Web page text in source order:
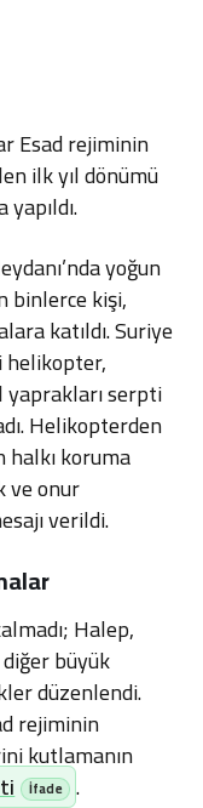
Esad rejiminin
ilk yıl dönümü
yoğun
binlerce kişi,
katıldı. Suriye
helikopter,
yaprakları serpti
Helikopterden
koruma
ve onur
verildi.
Halep,
büyük
düzenlendi.
rejiminin
kutlamanın
.